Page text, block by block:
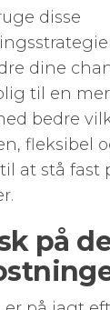
disse
dine
til en
bedre
fleksibel
at stå fast
på